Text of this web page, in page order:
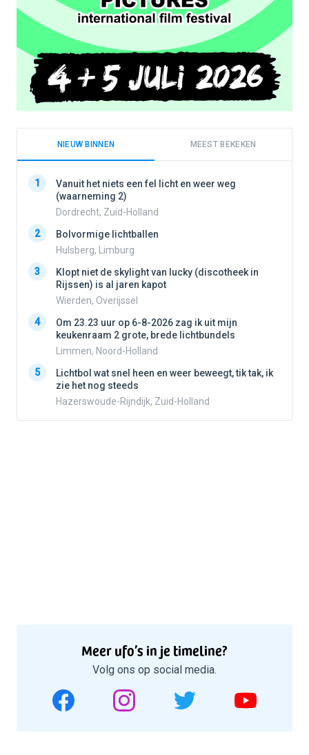
NIEUW BINNEN MEEST BEKEKEN
1
Vanuit het niets een fel licht en weer weg
(waarneming 2)
Dordrecht, Zuid-Holland
2
Bolvormige lichtballen
Hulsberg, Limburg
3
Klopt niet de skylight van lucky (discotheek in
Rijssen) is al jaren kapot
Wierden, Overijssel
4
Om 23.23 uur op 6-8-2026 zag ik uit mijn
keukenraam 2 grote, brede lichtbundels
Limmen, Noord-Holland
5
Lichtbol wat snel heen en weer beweegt, tik tak, ik
zie het nog steeds
Hazerswoude-Rijndijk, Zuid-Holland
Meer ufo’s in je timeline?
Volg ons op social media.